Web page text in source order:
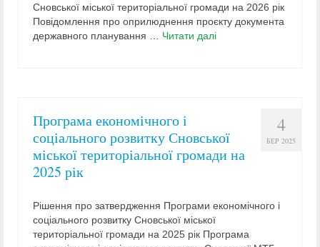
Сновської міської територіальної громади на 2026 рік
Повідомлення про оприлюднення проєкту документа
державного планування … Читати далі
4
БЕР 2025
Програма економічного і
соціального розвитку Сновської
міської територіальної громади на
2025 рік
Рішення про затвердження Програми економічного і
соціального розвитку Сновської міської
територіальної громади на 2025 рік Програма